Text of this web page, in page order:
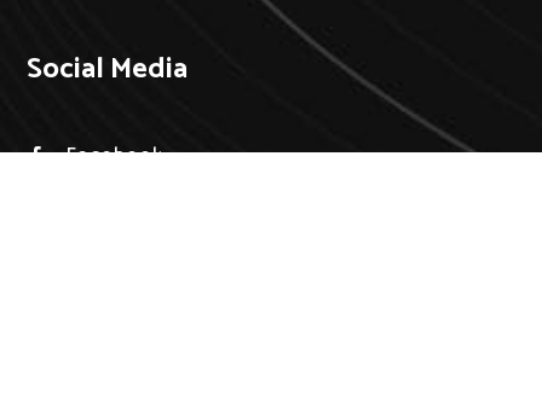
Social Media
 Facebook